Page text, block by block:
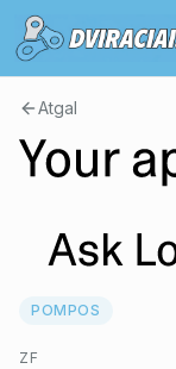
Atgal
POMPOS
ZF